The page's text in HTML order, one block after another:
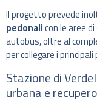
Il progetto prevede
pedonalicon le aree
autobus, oltre al
per collegare i
Stazione di
urbana e